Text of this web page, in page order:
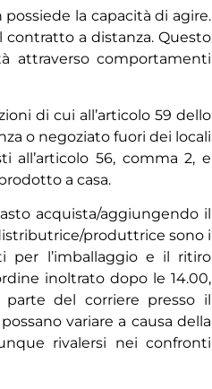
la capacità di agire.
a distanza. Questo
attraverso comportamenti
di cui all’articolo 59 dello
o negoziato fuori dei locali
all’articolo 56, comma 2, e
a casa.
acquista/aggiungendo il
produttrice sono i
per l’imballaggio e il ritiro
inoltrato dopo le 14.00,
del corriere presso il
variare a causa della
rivalersi nei confronti